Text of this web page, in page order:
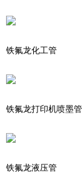
铁氟龙化工管
铁氟龙打印机喷墨管
铁氟龙液压管